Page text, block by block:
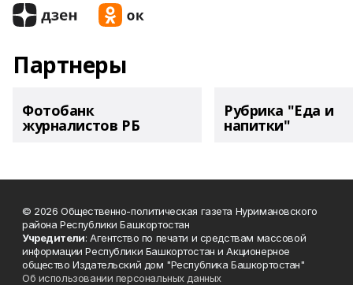
Партнеры
Фотобанк
журналистов РБ
Рубрика "Еда и
напитки"
© 2026 Общественно-политическая газета Нуримановского
района Республики Башкортостан
Учредители: Агентство по печати и средствам массовой
информации Республики Башкортостан и Акционерное
общество Издательский дом "Республика Башкортостан"
Об использовании персональных данных